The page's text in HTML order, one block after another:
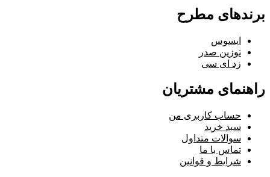
برندهای مطرح
ایسوس
توزین صدر
زد ای سی
راهنمای مشتریان
حساب کاربری من
سبد خرید
سوالات متداول
تماس با ما
شرایط و قوانین